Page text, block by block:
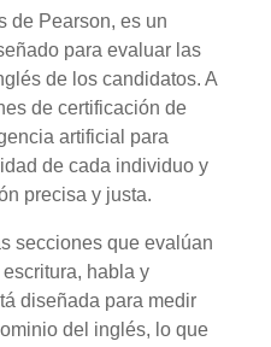
de Pearson, es un
para evaluar las
de los candidatos. A
de certificación de
artificial para
de cada individuo y
precisa y justa.
secciones que evalúan
habla y
diseñada para medir
del inglés, lo que